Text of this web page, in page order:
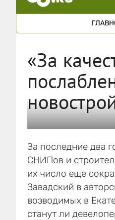
«За
За последние два
СНИПов и
их число еще
Завадский в
возводимых в
станут ли